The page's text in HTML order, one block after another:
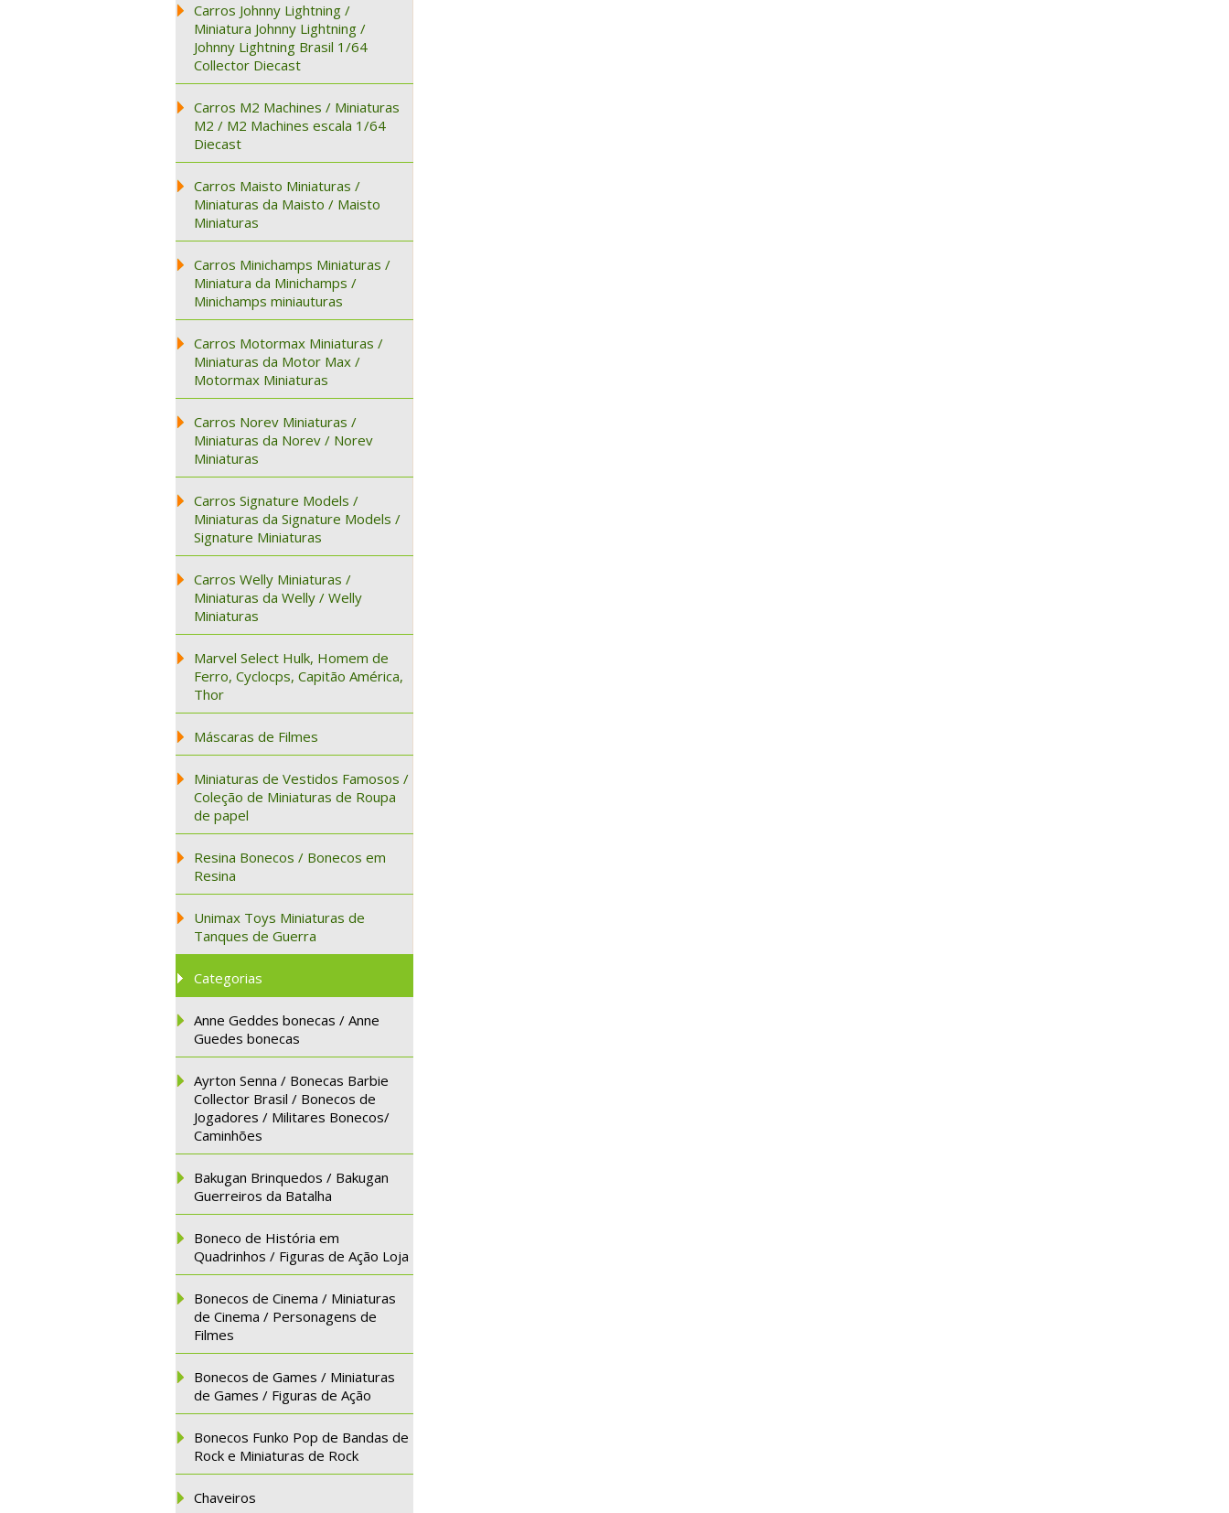
Carros Johnny Lightning /
Miniatura Johnny Lightning /
Johnny Lightning Brasil 1/64
Collector Diecast
Carros M2 Machines / Miniaturas
M2 / M2 Machines escala 1/64
Diecast
Carros Maisto Miniaturas /
Miniaturas da Maisto / Maisto
Miniaturas
Carros Minichamps Miniaturas /
Miniatura da Minichamps /
Minichamps miniauturas
Carros Motormax Miniaturas /
Miniaturas da Motor Max /
Motormax Miniaturas
Carros Norev Miniaturas /
Miniaturas da Norev / Norev
Miniaturas
Carros Signature Models /
Miniaturas da Signature Models /
Signature Miniaturas
Carros Welly Miniaturas /
Miniaturas da Welly / Welly
Miniaturas
Marvel Select Hulk, Homem de
Ferro, Cyclocps, Capitão América,
Thor
Máscaras de Filmes
Miniaturas de Vestidos Famosos /
Coleção de Miniaturas de Roupa
de papel
Resina Bonecos / Bonecos em
Resina
Unimax Toys Miniaturas de
Tanques de Guerra
Categorias
Anne Geddes bonecas / Anne
Guedes bonecas
Ayrton Senna / Bonecas Barbie
Collector Brasil / Bonecos de
Jogadores / Militares Bonecos/
Caminhões
Bakugan Brinquedos / Bakugan
Guerreiros da Batalha
Boneco de História em
Quadrinhos / Figuras de Ação Loja
Bonecos de Cinema / Miniaturas
de Cinema / Personagens de
Filmes
Bonecos de Games / Miniaturas
de Games / Figuras de Ação
Bonecos Funko Pop de Bandas de
Rock e Miniaturas de Rock
Chaveiros